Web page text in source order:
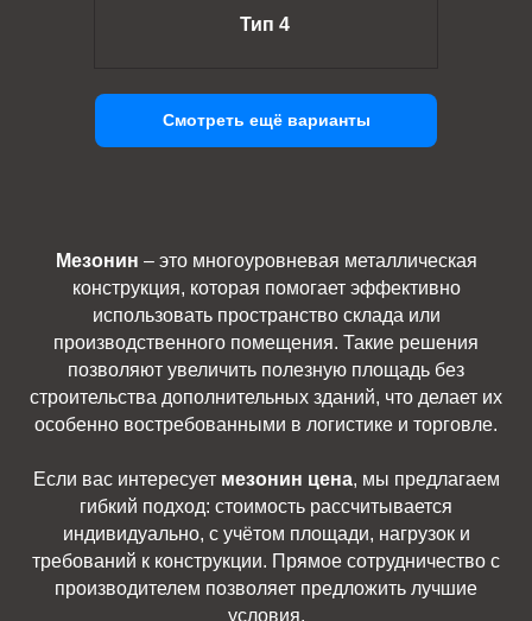
Тип 4
Смотреть ещё варианты
Мезонин – это многоуровневая металлическая
конструкция, которая помогает эффективно
использовать пространство склада или
производственного помещения. Такие решения
позволяют увеличить полезную площадь без
строительства дополнительных зданий, что делает их
особенно востребованными в логистике и торговле.
Если вас интересует мезонин цена, мы предлагаем
гибкий подход: стоимость рассчитывается
индивидуально, с учётом площади, нагрузок и
требований к конструкции. Прямое сотрудничество с
производителем позволяет предложить лучшие
условия.